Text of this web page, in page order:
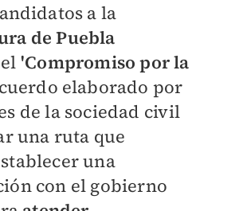
a la
de Puebla
'Compromiso por la
elaborado por
de la sociedad civil
una ruta que
una
con el gobierno